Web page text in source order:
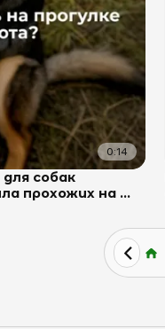
0:14
собак
прохожих на ...